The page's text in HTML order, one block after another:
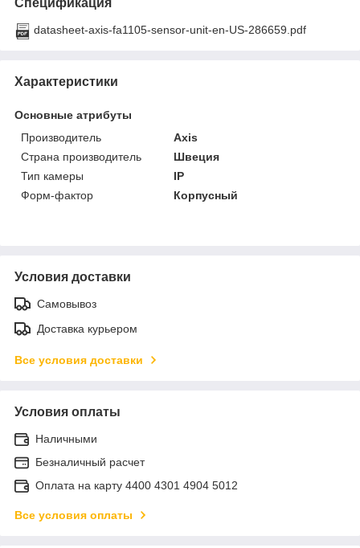
datasheet-axis-fa1105-sensor-unit-en-US-286659.pdf
Характеристики
Основные атрибуты
Производитель
Axis
Страна производитель
Швеция
Тип камеры
IP
Форм-фактор
Корпусный
Условия доставки
Самовывоз
Доставка курьером
Все условия доставки
Условия оплаты
Наличными
Безналичный расчет
Оплата на карту 4400 4301 4904 5012
Все условия оплаты